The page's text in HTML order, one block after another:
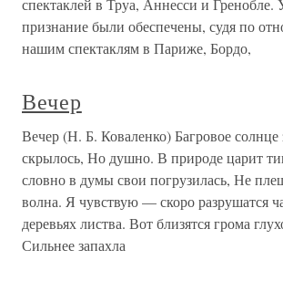
спектаклей в Труа, Аннесси и Гренобле.
признание были обеспечены, судя по
нашим спектаклям в Париже, Бордо,
Вечер
Вечер (Н. Б. Коваленко) Багровое солнце
скрылось, Но душно. В природе царит
словно в думы свои погрузилась, Не
волна. Я чувствую — скоро
деревьях листва. Вот близятся грома
Сильнее запахла